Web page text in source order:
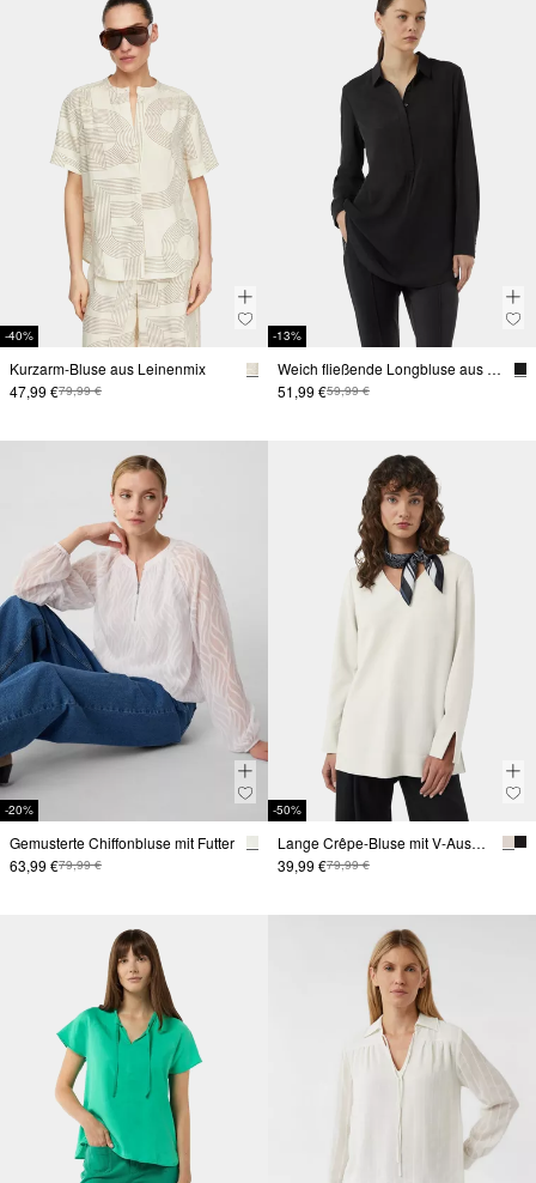
-40%
Kurzarm-Bluse aus Leinenmix
47,99 €79,99 €
-13%
Weich fließende Longbluse aus Chiffon
51,99 €59,99 €
-20%
Gemusterte Chiffonbluse mit Futter
63,99 €79,99 €
-50%
Lange Crêpe-Bluse mit V-Ausschnitt und seitlichen Schlitzen
39,99 €79,99 €